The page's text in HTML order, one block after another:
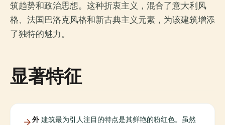
筑趋势和政治思想。这种折衷主义，混合了意大利风
格、法国巴洛克风格和新古典主义元素，为该建筑增添
了独特的魅力。
显著特征
外 建筑最为引人注目的特点是其鲜艳的粉红色。虽然